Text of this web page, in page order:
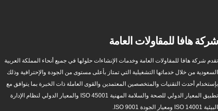
شركة هافا للمقاولات العامة
تقدم شركة هافا للمقاولات العامة وخدمات الإنشاءات حلولها في جميع أنحاء المملكة العربية
السعودية من خلال خدماتها التشغيلية التي تمتاز بأعلى مستوى من الجودة والإحترافية وذلك
بإستخدام أحدث التقنيات والمتخصصين المعتمدين والقوى العاملة ذات الخبرة بما يتوافق مع
تطبيق المعيار الدولي للصحة والسلامة المهنية ISO 45001 والمعيار الدولي لنظام الإدارة
البيئية ISO 14001 ومعيار الجودة ISO 9001.